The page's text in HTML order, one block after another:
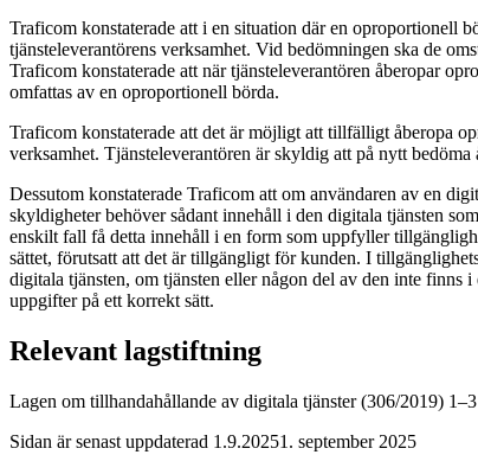
Traficom konstaterade att i en situation där en oproportionell
tjänsteleverantörens verksamhet. Vid bedömningen ska de
Traficom konstaterade att när tjänsteleverantören åberopar
omfattas av en oproportionell börda.
Traficom konstaterade att det är möjligt att tillfälligt åberopa
verksamhet. Tjänsteleverantören är skyldig att på nytt
Dessutom konstaterade Traficom att om användaren av en
skyldigheter behöver sådant innehåll i den digitala tjänsten
enskilt fall få detta innehåll i en form som uppfyller
sättet, förutsatt att det är tillgängligt för kunden. I
digitala tjänsten, om tjänsten eller någon del av den inte finns
uppgifter på ett korrekt sätt.
Relevant lagstiftning
Lagen om tillhandahållande av digitala tjänster (306/2019)
Sidan är senast uppdaterad 1.9.20251. september 2025